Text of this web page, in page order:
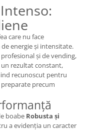
care nu face
energie și intensitate.
și de vending,
un rezultat constant,
recunoscut pentru
precum
boabe Robusta și
a evidenția un caracter